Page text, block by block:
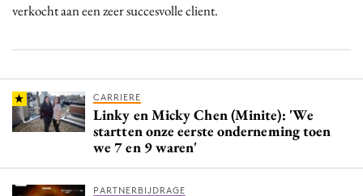
verkocht aan een zeer succesvolle client.
CARRIERE
Linky en Micky Chen (Minite): 'We
startten onze eerste onderneming toen
we 7 en 9 waren'
PARTNERBIJDRAGE